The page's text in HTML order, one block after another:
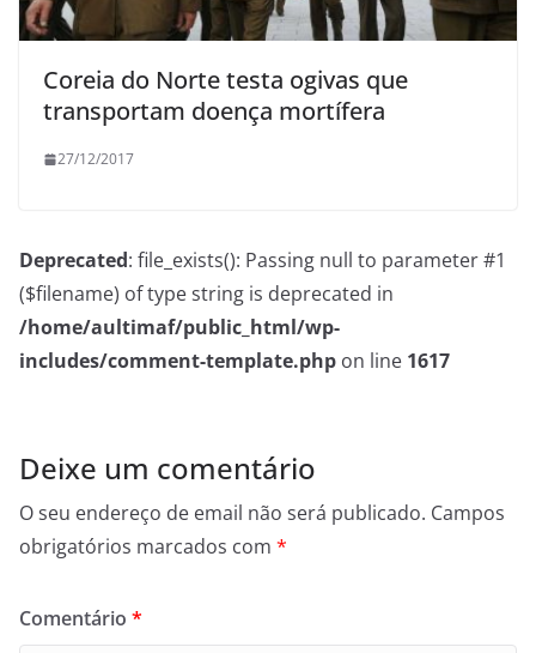
Coreia do Norte testa ogivas que
transportam doença mortífera
27/12/2017
Deprecated: file_exists(): Passing null to parameter #1
($filename) of type string is deprecated in
/home/aultimaf/public_html/wp-
includes/comment-template.php on line 1617
Deixe um comentário
O seu endereço de email não será publicado. Campos
obrigatórios marcados com *
Comentário *